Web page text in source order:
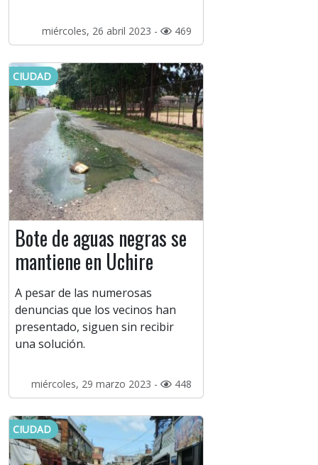
miércoles, 26 abril 2023 - 469
CIUDAD
Bote de aguas negras se
mantiene en Uchire
A pesar de las numerosas
denuncias que los vecinos han
presentado, siguen sin recibir
una solución.
miércoles, 29 marzo 2023 - 448
CIUDAD